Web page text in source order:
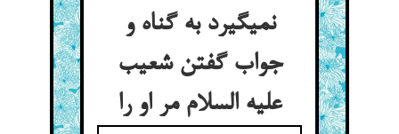
نمی‏گیرد به گناه و
جواب گفتن شعیب
علیه السلام مر او را